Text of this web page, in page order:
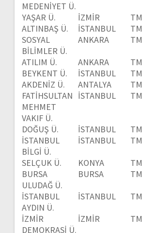
MEDENİYET Ü.
YAŞAR Ü.
İZMİR TM
ALTINBAŞ Ü.
İSTANBUL TM
SOSYAL
BİLİMLER Ü.
ANKARA TM
ATILIM Ü.
ANKARA TM
BEYKENT Ü.
İSTANBUL TM
AKDENİZ Ü.
ANTALYA TM
FATİHSULTAN
MEHMET
VAKIF Ü.
İSTANBUL TM
DOĞUŞ Ü. İSTANBUL TM
İSTANBUL
BİLGİ Ü.
İSTANBUL TM
SELÇUK Ü.
KONYA TM
BURSA
ULUDAĞ Ü.
BURSA TM
İSTANBUL
AYDIN Ü.
İSTANBUL TM
İZMİR
DEMOKRASİ Ü.
İZMİR TM